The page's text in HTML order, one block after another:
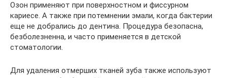
Озон применяют при поверхностном и фиссурном
кариесе. А также при потемнении эмали, когда бактерии
еще не добрались до дентина. Процедура безопасна,
безболезненна, и часто применяется в детской
стоматологии.
Для удаления отмерших тканей зуба также используют